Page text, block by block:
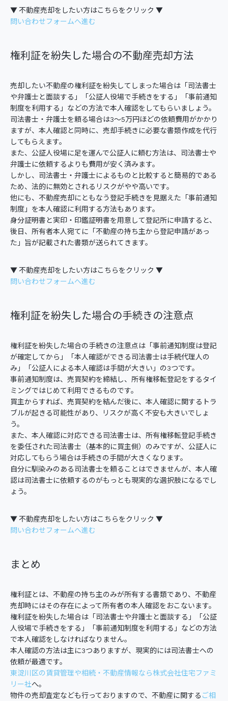
▼ 不動産売却をしたい方はこちらをクリック ▼
問い合わせフォームへ進む
権利証を紛失した場合の不動産売却方法
売却したい不動産の権利証を紛失してしまった場合は「司法書士
や弁護士と面談する」「公証人役場で手続きをする」「事前通知
制度を利用する」などの方法で本人確認をしてもらいましょう。
司法書士・弁護士を頼る場合は3～5万円ほどの依頼費用がかかり
ますが、本人確認と同時に、売却手続きに必要な書類作成を代行
してもらえます。
また、公証人役場に足を運んで公証人に頼む方法は、司法書士や
弁護士に依頼するよりも費用が安く済みます。
しかし、司法書士・弁護士によるものと比較すると簡易的である
ため、法的に無効とされるリスクがやや高いです。
他にも、不動産売却にともなう登記手続きを見据えた「事前通知
制度」を本人確認に利用する方法もあります。
身分証明書と実印・印鑑証明書を用意して登記所に申請すると、
後日、所有者本人宛てに「不動産の持ち主から登記申請があっ
た」旨が記載された書類が送られてきます。
▼ 不動産売却をしたい方はこちらをクリック ▼
問い合わせフォームへ進む
権利証を紛失した場合の手続きの注意点
権利証を紛失した場合の手続きの注意点は「事前通知制度は登記
が確定してから」「本人確認ができる司法書士は手続代理人の
み」「公証人による本人確認は手間が大きい」の3つです。
事前通知制度は、売買契約を締結し、所有権移転登記をするタイ
ミングではじめて利用できるものです。
買主からすれば、売買契約を結んだ後に、本人確認に関するトラ
ブルが起きる可能性があり、リスクが高く不安も大きいでしょ
う。
また、本人確認に対応できる司法書士は、所有権移転登記手続き
を委任された司法書士（基本的に買主側）のみですが、公証人に
対応してもらう場合は手続きの手間が大きくなります。
自分に馴染みのある司法書士を頼ることはできませんが、本人確
認は司法書士に依頼するのがもっとも現実的な選択肢になるでし
ょう。
▼ 不動産売却をしたい方はこちらをクリック ▼
問い合わせフォームへ進む
まとめ
権利証とは、不動産の持ち主のみが所有する書類であり、不動産
売却時にはその存在によって所有者の本人確認をおこないます。
権利証を紛失した場合は「司法書士や弁護士と面談する」「公証
人役場で手続きをする」「事前通知制度を利用する」などの方法
で本人確認をしなければなりません。
本人確認の方法は主に3つありますが、現実的には司法書士への
依頼が最適です。
東淀川区の賃貸管理や相続・不動産情報なら株式会社住宅ファミ
リー社へ。
物件の売却査定なども行っておりますので、不動産に関する ご相